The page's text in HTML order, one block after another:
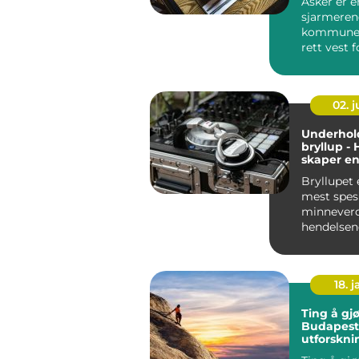
rett vest
02.
bryllup -
skaper
Bryllupet
mest
to...
18.
Ting å